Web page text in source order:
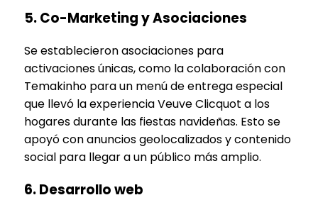
5. Co-Marketing y Asociaciones
Se establecieron asociaciones para
activaciones únicas, como la colaboración con
Temakinho para un menú de entrega especial
que llevó la experiencia Veuve Clicquot a los
hogares durante las fiestas navideñas. Esto se
apoyó con anuncios geolocalizados y contenido
social para llegar a un público más amplio.
6. Desarrollo web